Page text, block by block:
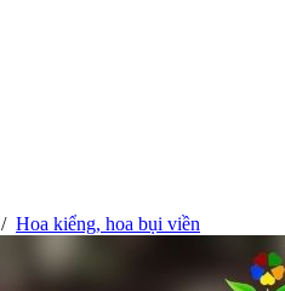
/ Hoa kiểng, hoa bụi viền